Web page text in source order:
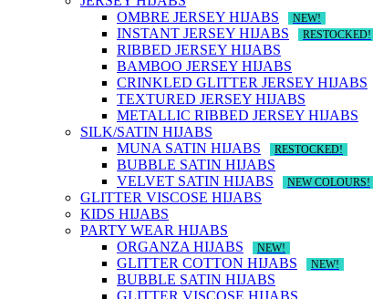
OMBRE JERSEY HIJABS
NEW!
INSTANT JERSEY HIJABS RESTOCKED!
RIBBED JERSEY HIJABS
BAMBOO JERSEY HIJABS
CRINKLED GLITTER JERSEY HIJABS
TEXTURED JERSEY HIJABS
METALLIC RIBBED JERSEY HIJABS
SILK/SATIN HIJABS
MUNA SATIN HIJABS
RESTOCKED!
BUBBLE SATIN HIJABS
VELVET SATIN HIJABS
NEW COLOURS!
GLITTER VISCOSE HIJABS
KIDS HIJABS
PARTY WEAR HIJABS
ORGANZA HIJABS
NEW!
GLITTER COTTON HIJABS NEW!
BUBBLE SATIN HIJABS
GLITTER VISCOSE HIJABS